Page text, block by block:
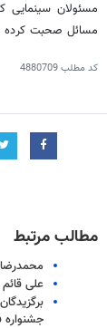
مسئولان سینمایی
مسائل صحبت کرده
کد مطلب4880709
مطالب مرتبط
علی
جشنواره